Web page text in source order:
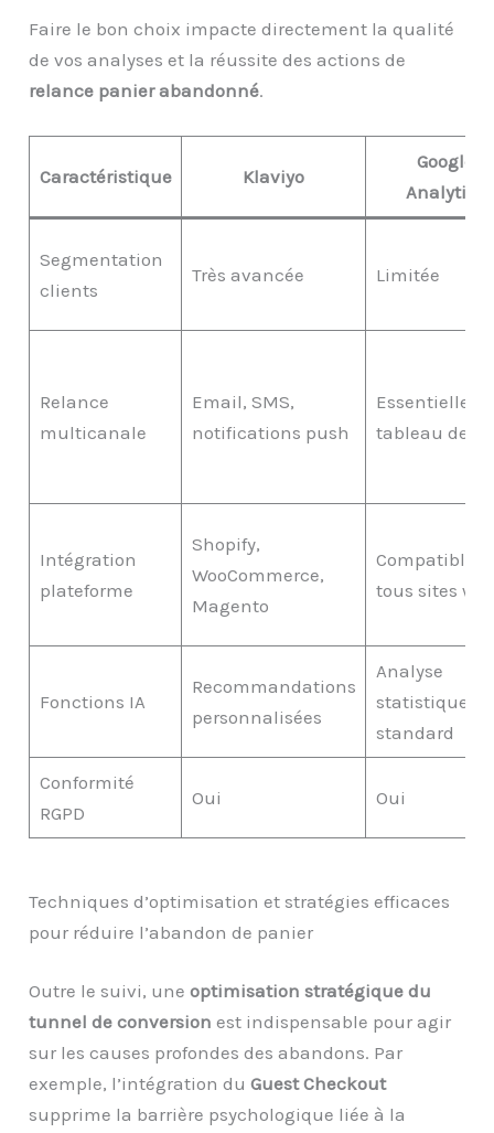
Faire le bon choix impacte directement la qualité
de vos analyses et la réussite des actions de
relance panier abandonné.
Caractéristique Klaviyo
Google
Analytics
Segmentation
clients
Très avancée Limitée
Relance
multicanale
Email, SMS,
notifications push
tableau de
Intégration
plateforme
Shopify,
WooCommerce,
Magento
Compatible
tous sites
Fonctions IA
Recommandations
personnalisées
Analyse
statistique
standard
Conformité
RGPD
Oui Oui
Techniques d’optimisation et stratégies efficaces
pour réduire l’abandon de panier
Outre le suivi, uneoptimisation stratégique du
tunnel de conversion est indispensable pour agir
sur les causes profondes des abandons. Par
exemple, l’intégration duGuest Checkout
supprime la barrière psychologique liée à la